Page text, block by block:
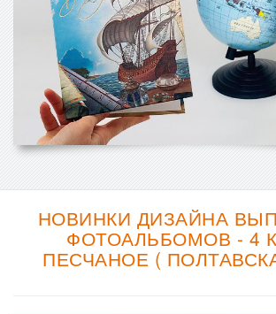
НОВИНКИ ДИЗАЙНА
ФОТОАЛЬБОМОВ - 4
ПЕСЧАНОЕ (